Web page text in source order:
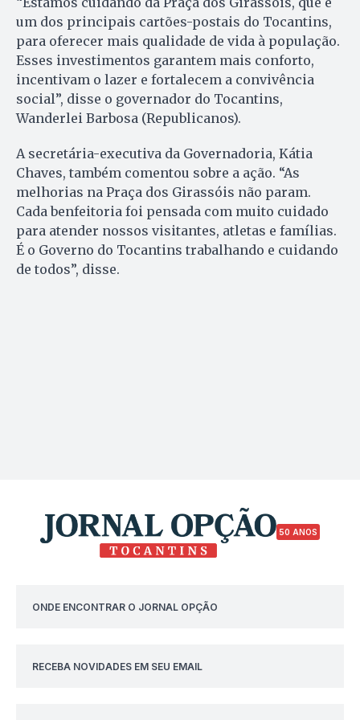
um dos principais cartões-postais do Tocantins,
para oferecer mais qualidade de vida à população.
Esses investimentos garantem mais conforto,
incentivam o lazer e fortalecem a convivência
social”, disse o governador do Tocantins,
Wanderlei Barbosa (Republicanos).
A secretária-executiva da Governadoria, Kátia
Chaves, também comentou sobre a ação. “As
melhorias na Praça dos Girassóis não param.
Cada benfeitoria foi pensada com muito cuidado
para atender nossos visitantes, atletas e famílias.
É o Governo do Tocantins trabalhando e cuidando
de todos”, disse.
50 ANOS
ONDE ENCONTRAR O JORNAL OPÇÃO
RECEBA NOVIDADES EM SEU EMAIL